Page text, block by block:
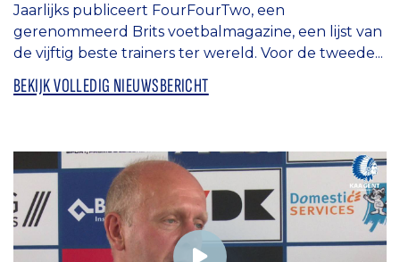
Jaarlijks publiceert FourFourTwo, een
gerenommeerd Brits voetbalmagazine, een lijst van
de vijftig beste trainers ter wereld. Voor de tweede...
BEKIJK VOLLEDIG NIEUWSBERICHT